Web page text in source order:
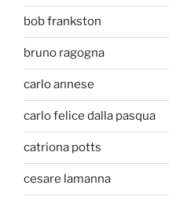
bob frankston
bruno ragogna
carlo annese
carlo felice dalla pasqua
catriona potts
cesare lamanna